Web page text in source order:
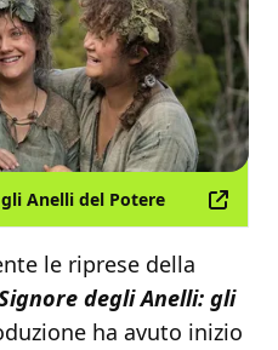
Anelli del Potere
le riprese della
degli Anelli: gli
ha avuto inizio